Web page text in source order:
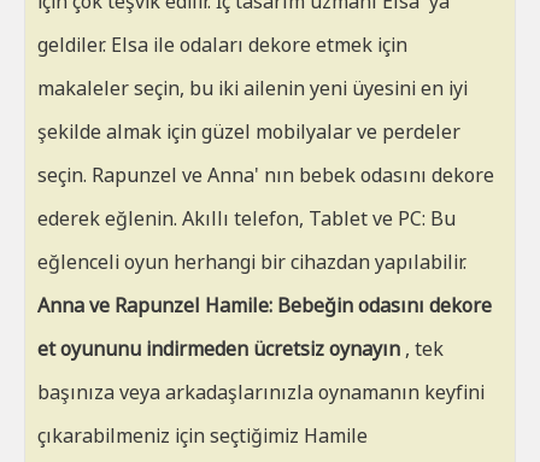
geldiler. Elsa ile odaları dekore etmek için
makaleler seçin, bu iki ailenin yeni üyesini en iyi
şekilde almak için güzel mobilyalar ve perdeler
seçin. Rapunzel ve Anna' nın bebek odasını dekore
ederek eğlenin. Akıllı telefon, Tablet ve PC: Bu
eğlenceli oyun herhangi bir cihazdan yapılabilir.
Anna ve Rapunzel Hamile: Bebeğin odasını dekore
et oyununu indirmeden ücretsiz oynayın , tek
başınıza veya arkadaşlarınızla oynamanın keyfini
çıkarabilmeniz için seçtiğimiz Hamile